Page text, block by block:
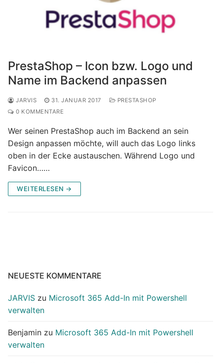
PrestaShop – Icon bzw. Logo und
Name im Backend anpassen
JARVIS 31. JANUAR 2017
PRESTASHOP
0 KOMMENTARE
Wer seinen PrestaShop auch im Backend an sein
Design anpassen möchte, will auch das Logo links
oben in der Ecke austauschen. Während Logo und
Favicon……
WEITERLESEN →
NEUESTE KOMMENTARE
JARVIS zu Microsoft 365 Add-In mit Powershell
verwalten
Benjamin zu Microsoft 365 Add-In mit Powershell
verwalten